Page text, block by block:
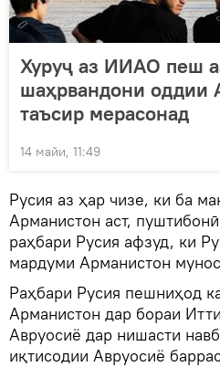
Хуруҷ аз ИИАО пеш
шаҳрвандони оддии
таъсир мерасонад
14 майи, 11:49
Русия аз ҳар чизе, ки ба
Арманистон аст,
раҳбари Русия афзуд, ки
мардуми Арманистон
Раҳбари Русия пешниҳод
Арманистон дар бораи
Авруосиё дар нишасти
иқтисодии Авруосиё